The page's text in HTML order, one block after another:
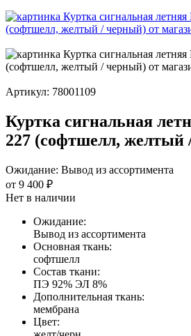
Артикул: 78001109
Куртка сигнальная
227 (софтшелл, желтый
Ожидание: Вывод из ассортимента
от 9 400 ₽
Нет в наличии
Ожидание:
Вывод из ассортимента
Основная ткань:
софтшелл
Состав ткани:
ПЭ 92% ЭЛ 8%
Дополнительная ткань:
мембрана
Цвет: